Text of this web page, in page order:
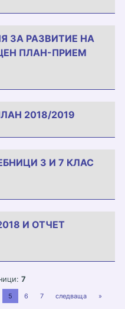
ЗА РАЗВИТИЕ НА
ПЛАН-ПРИЕМ
2018/2019
3 И 7 КЛАС
И ОТЧЕТ
7
5 6 7 следваща »